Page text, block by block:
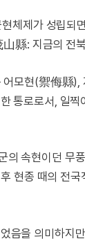
제가 성립되
縣: 지금의 전
모현(禦侮縣
통로로서, 일
의 속현이던
현종 때의 전국
음을 의미하지